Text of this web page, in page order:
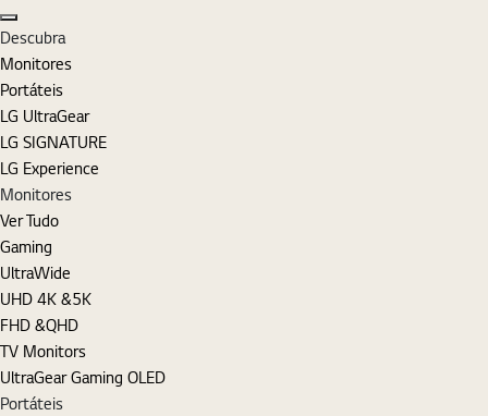
Fechar
Descubra
Monitores
Portáteis
LG UltraGear
LG SIGNATURE
LG Experience
Monitores
Ver Tudo
Gaming
UltraWide
UHD 4K &5K
FHD &QHD
TV Monitors
UltraGear Gaming OLED
Portáteis